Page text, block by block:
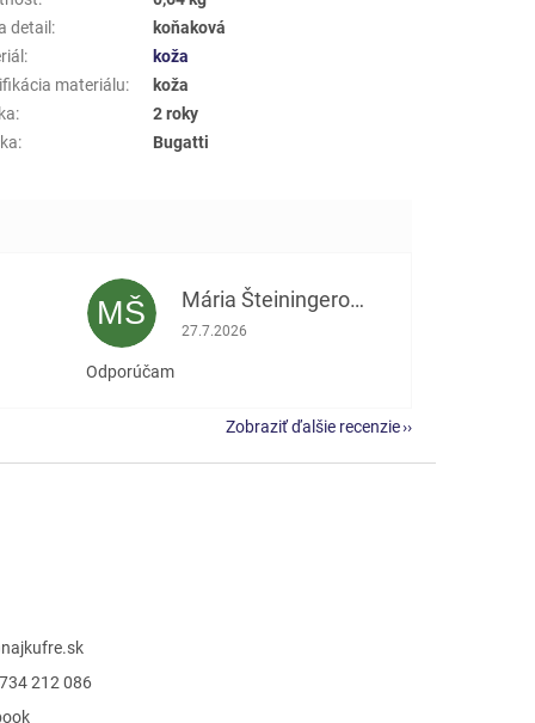
detail:
koňaková
:
koža
materiálu:
koža
:
2 roky
: Bugatti
5 z 5 hviezdičiek.
MŠ Mária Šteiningerová
Hodnotenie obchodu je 5 z 5 hviezdičiek.
27.7.2026
Odporúčam
Zobraziť ďalšie recenzie
najkufre.sk
212 086